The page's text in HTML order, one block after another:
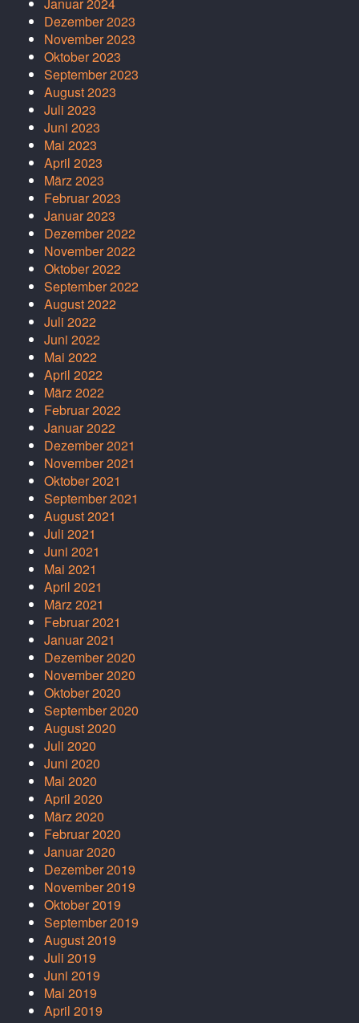
Januar 2024
Dezember 2023
November 2023
Oktober 2023
September 2023
August 2023
Juli 2023
Juni 2023
Mai 2023
April 2023
März 2023
Februar 2023
Januar 2023
Dezember 2022
November 2022
Oktober 2022
September 2022
August 2022
Juli 2022
Juni 2022
Mai 2022
April 2022
März 2022
Februar 2022
Januar 2022
Dezember 2021
November 2021
Oktober 2021
September 2021
August 2021
Juli 2021
Juni 2021
Mai 2021
April 2021
März 2021
Februar 2021
Januar 2021
Dezember 2020
November 2020
Oktober 2020
September 2020
August 2020
Juli 2020
Juni 2020
Mai 2020
April 2020
März 2020
Februar 2020
Januar 2020
Dezember 2019
November 2019
Oktober 2019
September 2019
August 2019
Juli 2019
Juni 2019
Mai 2019
April 2019